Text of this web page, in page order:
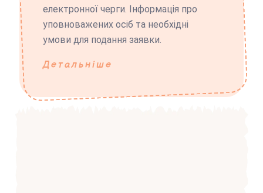
електронної черги. Інформація про
уповноважених осіб та необхідні
умови для подання заявки.
Детальніше